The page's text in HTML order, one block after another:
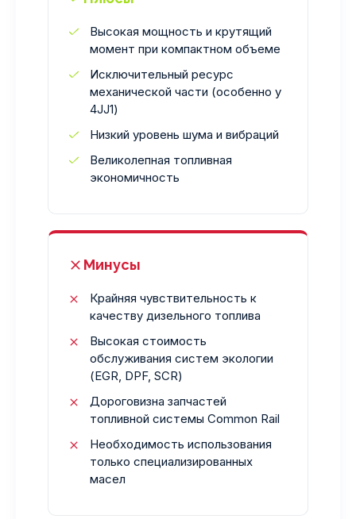
Высокая мощность и крутящий
момент при компактном объеме
Исключительный ресурс
механической части (особенно у
4JJ1)
Низкий уровень шума и вибраций
Великолепная топливная
экономичность
Минусы
Крайняя чувствительность к
качеству дизельного топлива
Высокая стоимость
обслуживания систем экологии
(EGR, DPF, SCR)
Дороговизна запчастей
топливной системы Common Rail
Необходимость использования
только специализированных
масел